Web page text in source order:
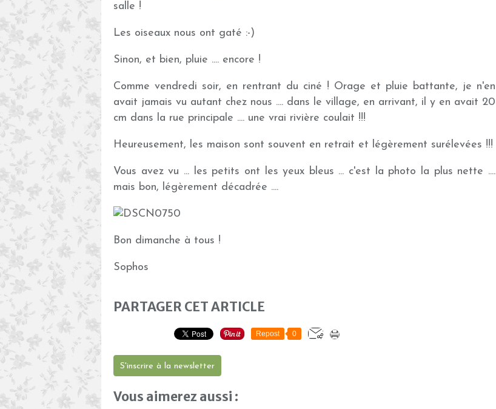
salle !
Les oiseaux nous ont gaté :-)
Sinon, et bien, pluie .... encore !
Comme vendredi soir, en rentrant du ciné ! Orage et pluie battante, je n'en
avait jamais vu autant chez nous .... dans le village, en arrivant, il y en avait 20
cm dans la rue principale .... une vrai rivière coulait !!!
Heureusement, les maison sont souvent en retrait et légèrement surélevées !!!
Vous avez vu ... les petits ont les yeux bleus ... c'est la photo la plus nette ....
mais bon, légèrement décadrée ....
Bon dimanche à tous !
Sophos
PARTAGER CET ARTICLE
Repost 0
S'inscrire à la newsletter
Vous aimerez aussi :